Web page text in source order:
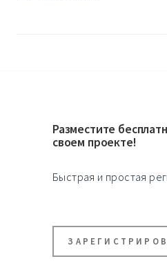
Разместите
своем проекте!
Быстрая и простая